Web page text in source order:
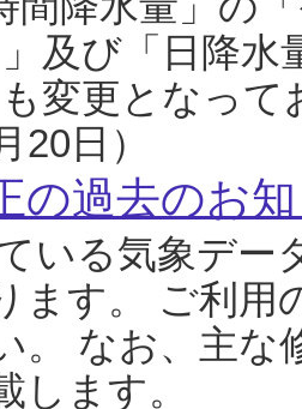
及び「日降
変更となっ
20日）
の過去のお
いる気象デー
ます。 ご利用
。 なお、主な
します。